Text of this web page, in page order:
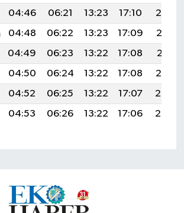
04:46 06:21 13:23 17:10
20:14
04:48 06:22 13:23 17:09
20:13
04:49 06:23 13:22 17:08
20:11
04:50 06:24 13:22 17:08
20:10
04:52 06:25 13:22 17:07
20:08
04:53 06:26 13:22 17:06 20:07